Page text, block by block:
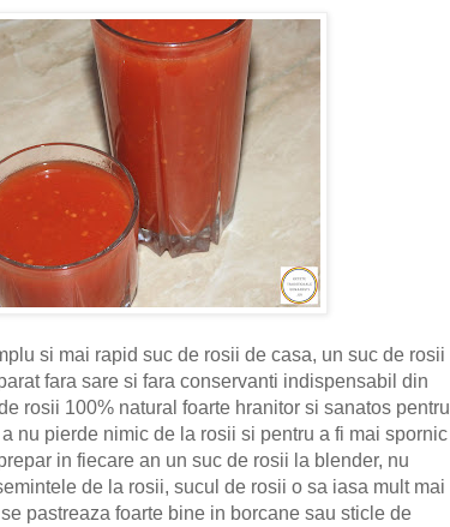
si mai rapid suc de rosii de casa, un suc de rosii
fara sare si fara conservanti indispensabil din
rosii 100% natural foarte hranitor si sanatos pentru
nu pierde nimic de la rosii si pentru a fi mai spornic
in fiecare an un suc de rosii la blender, nu
de la rosii, sucul de rosii o sa iasa mult mai
pastreaza foarte bine in borcane sau sticle de